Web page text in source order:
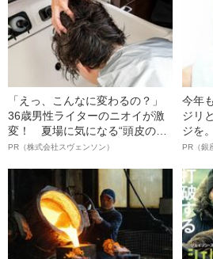
「えっ、こんなに変わるの？」
36歳男性ライターのニオイが激
変！ 夏場に気になる“頭皮のニ
オイ”や“ベタつき”を解消す
ト”が生み出した徹底ケアとは
PR（株式会社スヴェンソン）
今年
ジリ
ジを
夫！
PR（銀